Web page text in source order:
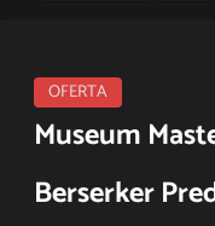
OFERTA
Museum
Berserker